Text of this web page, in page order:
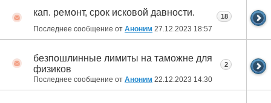
кап. ремонт, срок исковой давности.
Последнее сообщение от Аноним 27.12.2023 18:57
18
безпошлинные лимиты на таможне для
физиков
Последнее сообщение от Аноним 22.12.2023 14:30
2